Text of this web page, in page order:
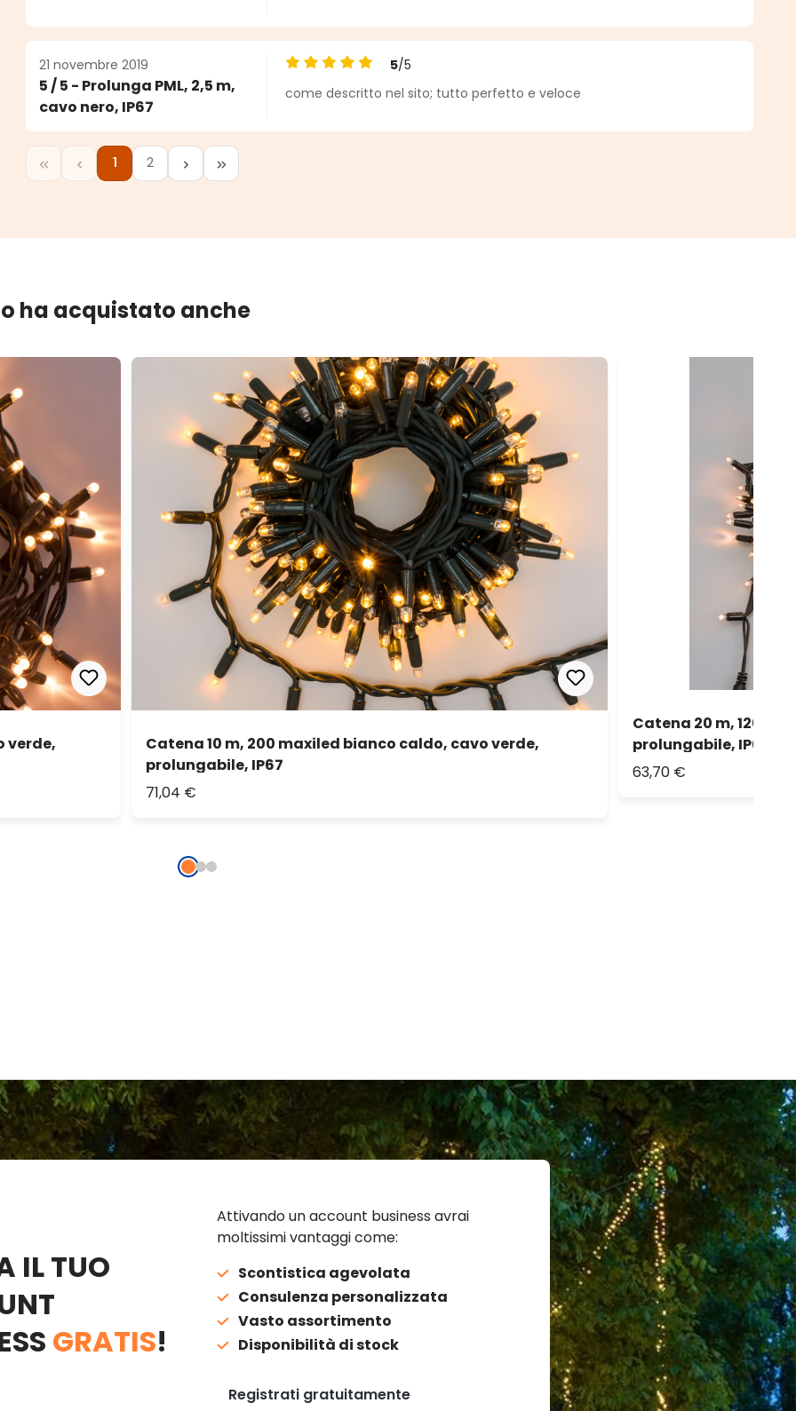
21 novembre 2019
5 / 5 - Prolunga PML, 2,5 m,
cavo nero, IP67
Valutazione media di 5 su 5 stelle
5/5
come descritto nel sito; tutto perfetto e veloce
Pagina
1 Pagina
2
ha acquistato anche
verde,
Catena 10 m, 200 maxiled bianco caldo, cavo verde,
prolungabile, IP67
71,04 €
Catena 20 m, 120
prolungabile, IP67
63,70 €
IL TUO
GRATIS!
Attivando un account business avrai
moltissimi vantaggi come:
Scontistica agevolata
Consulenza personalizzata
Vasto assortimento
Disponibilità di stock
Registrati gratuitamente